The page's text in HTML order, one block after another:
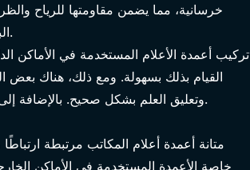
خرسانية، مما يضمن مقاومتها للرياح
البراغي المصنوعة من الفولاذ المقاوم للصدأ وغيرها من عناصر التوصيل بقاء العمود متينًا لسنوات عديدة.
تركيب أعمدة الأعلام المستخدمة في الأماكن
القيام بذلك بسهولة. ومع ذلك، هناك بعض
وتعليق العلم بشكل صحيح. بالإضافة إلى ذلك، فإن استخدام مواد عالية الجودة أثناء التركيب يطيل من عمر العمود ويوفر سهولة في الاستخدام.
متانة أعمدة أعلام المكاتب مرتبطة
خاصة الأعمدة المستخدمة في الأماكن